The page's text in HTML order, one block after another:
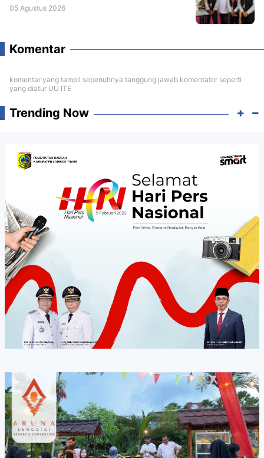
05 Agustus 2026
Komentar
komentar yang tampil sepenuhnya tanggung jawab komentator seperti
yang diatur UU ITE
Trending Now